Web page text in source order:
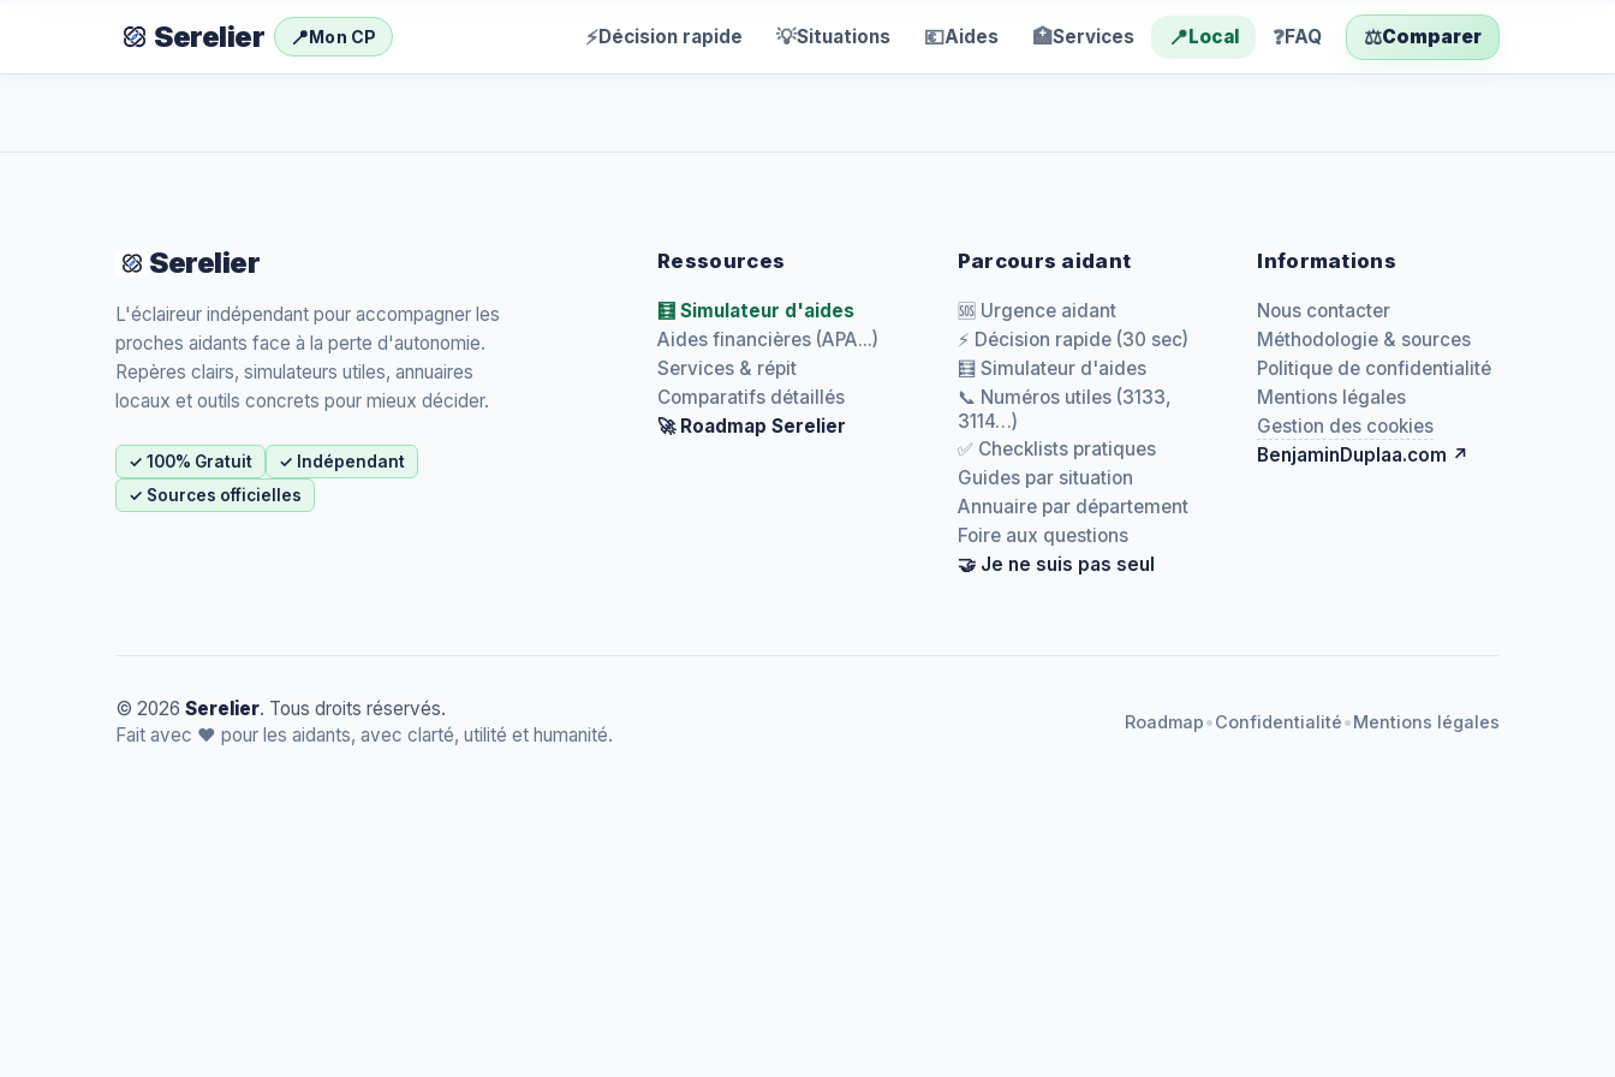
Serelier 📍Mon CP ⚡Décision rapide 💡Situations 💶Aides 🏥Services 📍Local ❓FAQ ⚖️Comparer
Serelier
L'éclaireur indépendant pour accompagner les
proches aidants face à la perte d'autonomie.
Repères clairs, simulateurs utiles, annuaires
locaux et outils concrets pour mieux décider.
✓ 100% Gratuit
✓ Indépendant
✓ Sources officielles
Ressources
🧮 Simulateur d'aides
Aides financières (APA...)
Services & répit
Comparatifs détaillés
🚀 Roadmap Serelier
Parcours aidant
🆘 Urgence aidant
⚡ Décision rapide (30 sec)
🧮 Simulateur d'aides
📞 Numéros utiles (3133,
3114…)
✅ Checklists pratiques
Guides par situation
Annuaire par département
Foire aux questions
🤝 Je ne suis pas seul
Informations
Nous contacter
Méthodologie & sources
Politique de confidentialité
Mentions légales
Gestion des cookies
BenjaminDuplaa.com ↗
© 2026 Serelier. Tous droits réservés.
Fait avec ❤️ pour les aidants, avec clarté, utilité et humanité.
Roadmap•Confidentialité•Mentions légales